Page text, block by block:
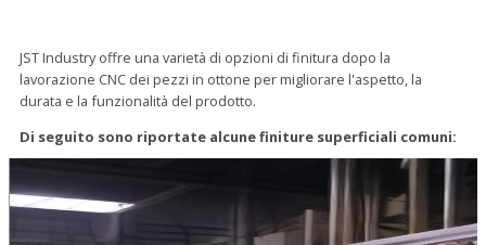
JST Industry offre una varietà di opzioni di finitura dopo la
lavorazione CNC dei pezzi in ottone per migliorare l'aspetto, la
durata e la funzionalità del prodotto.
Di seguito sono riportate alcune finiture superficiali comuni: